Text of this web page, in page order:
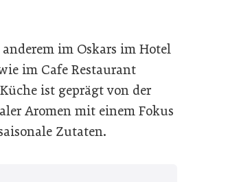
im Oskars im Hotel
im Cafe Restaurant
ist geprägt von der
Aromen mit einem Fokus
Zutaten.